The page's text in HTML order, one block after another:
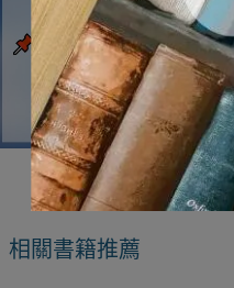
相關書籍推薦